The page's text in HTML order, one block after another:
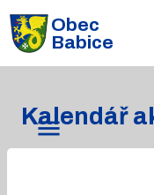
Obec
Babice
Kalendář